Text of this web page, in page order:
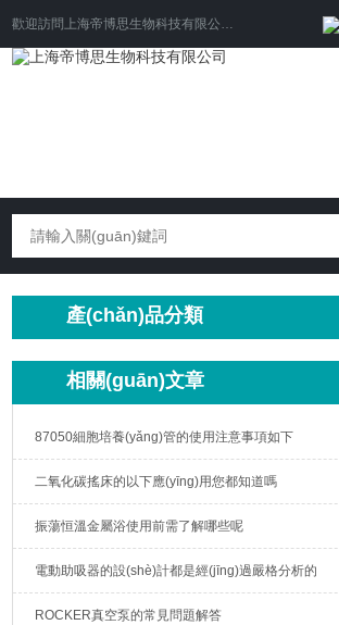
歡迎訪問 上海帝博思生物科技有限公司
產(chǎn)品分類
相關(guān)文章
87050細胞培養(yǎng)管的使用注意事項如下
二氧化碳搖床的以下應(yīng)用您都知道嗎
振蕩恒溫金屬浴使用前需了解哪些呢
電動助吸器的設(shè)計都是經(jīng)過嚴格分析的
ROCKER真空泵的常見問題解答